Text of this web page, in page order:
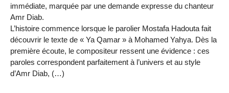
immédiate, marquée par une demande expresse du chanteur
Amr Diab.
L’histoire commence lorsque le parolier Mostafa Hadouta fait
découvrir le texte de « Ya Qamar » à Mohamed Yahya. Dès la
première écoute, le compositeur ressent une évidence : ces
paroles correspondent parfaitement à l’univers et au style
d’Amr Diab, (…)